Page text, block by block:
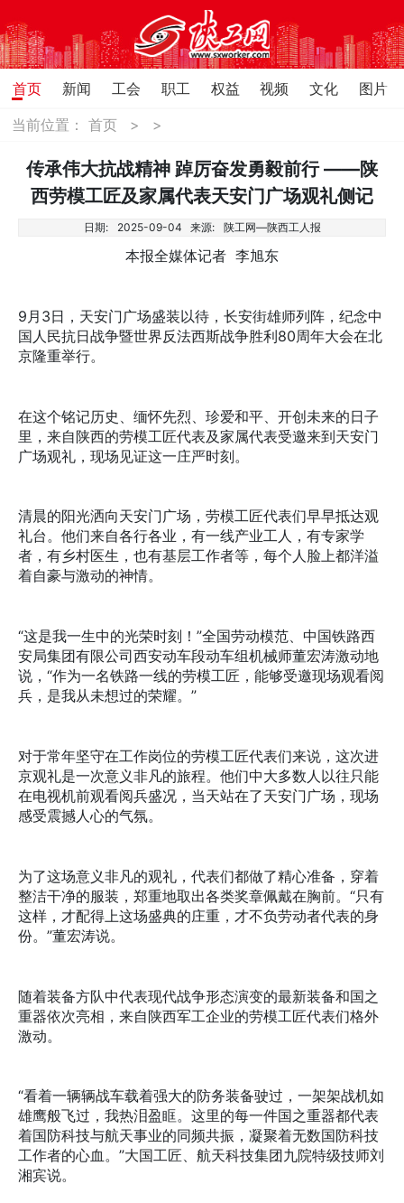
首页 新闻 工会 职工 权益 视频 文化
图片
当前位置：首页 > >
传承伟大抗战精神 踔厉奋发勇毅前行 ——陕
西劳模工匠及家属代表天安门广场观礼侧记
日期: 2025-09-04 来源: 陕工网—陕西工人报
本报全媒体记者 李旭东
9月3日，天安门广场盛装以待，长安街雄师列阵，纪念中
国人民抗日战争暨世界反法西斯战争胜利80周年大会在北
京隆重举行。
在这个铭记历史、缅怀先烈、珍爱和平、开创未来的日子
里，来自陕西的劳模工匠代表及家属代表受邀来到天安门
广场观礼，现场见证这一庄严时刻。
清晨的阳光洒向天安门广场，劳模工匠代表们早早抵达观
礼台。他们来自各行各业，有一线产业工人，有专家学
者，有乡村医生，也有基层工作者等，每个人脸上都洋溢
着自豪与激动的神情。
“这是我一生中的光荣时刻！”全国劳动模范、中国铁路西
安局集团有限公司西安动车段动车组机械师董宏涛激动地
说，“作为一名铁路一线的劳模工匠，能够受邀现场观看阅
兵，是我从未想过的荣耀。”
对于常年坚守在工作岗位的劳模工匠代表们来说，这次进
京观礼是一次意义非凡的旅程。他们中大多数人以往只能
在电视机前观看阅兵盛况，当天站在了天安门广场，现场
感受震撼人心的气氛。
为了这场意义非凡的观礼，代表们都做了精心准备，穿着
整洁干净的服装，郑重地取出各类奖章佩戴在胸前。“只有
这样，才配得上这场盛典的庄重，才不负劳动者代表的身
份。”董宏涛说。
随着装备方队中代表现代战争形态演变的最新装备和国之
重器依次亮相，来自陕西军工企业的劳模工匠代表们格外
激动。
“看着一辆辆战车载着强大的防务装备驶过，一架架战机如
雄鹰般飞过，我热泪盈眶。这里的每一件国之重器都代表
着国防科技与航天事业的同频共振，凝聚着无数国防科技
工作者的心血。”大国工匠、航天科技集团九院特级技师刘
湘宾说。